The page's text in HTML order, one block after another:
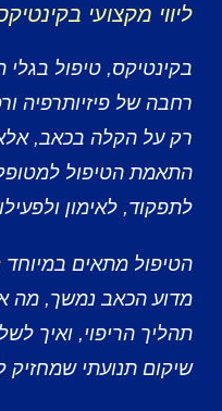
ליווי מקצועי
בקינטיקס, טיפול
רחבה של פיזיותרפיה
רק על הקלה בכאב,
התאמת הטיפול
לתפקוד, לאימון
הטיפול מתאים במיוחד
מדוע הכאב נמשך, מה
תהליך הריפוי, ואיך
שיקום תנועתי שמחזיק